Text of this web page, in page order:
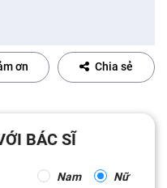
ơn Chia sẻ
BÁC SĨ
Nam Nữ